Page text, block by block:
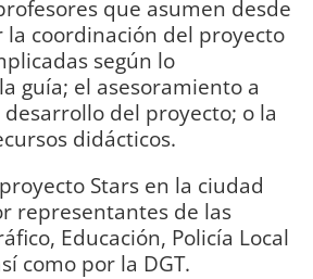
que asumen desde
la coordinación del proyecto
según lo
guía; el asesoramiento a
del proyecto; o la
didácticos.
Stars en la ciudad
representantes de las
Educación, Policía Local
como por la DGT.